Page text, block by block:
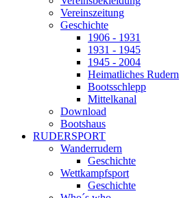
Vereinszeitung
Geschichte
1906 - 1931
1931 - 1945
1945 - 2004
Heimatliches Rudern
Bootsschlepp
Mittelkanal
Download
Bootshaus
RUDERSPORT
Wanderrudern
Geschichte
Wettkampfsport
Geschichte